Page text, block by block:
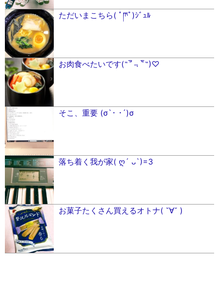
ただいまこちら( ﾟཫﾟ)ｼﾞｭﾙ
お肉食べたいです(˶‾᷄﹃‾᷅˵)♡
そこ、重要 (σ`･ ･´)σ
落ち着く我が家( ღ´ ᴗ`)=3
お菓子たくさん買えるオトナ( ˘∀˘ )